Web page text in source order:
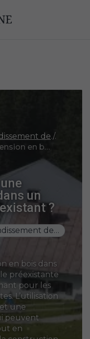
Extension en bois et agrandissement de maison
Comment intégrer une extension en bois dans un style architectural existant ?
un
?
Extension en bois et agrandissement de maison
en bois dans
préexistante
pour les
L’utilisation
une
peuvent
en